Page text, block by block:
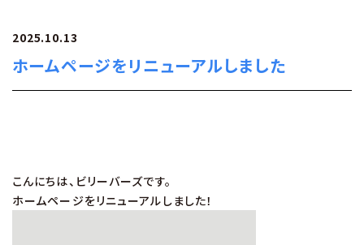
2025.10.13
ホームページをリニューアルしました
こんにちは、ビリーバーズです。
ホームページをリニューアルしました！